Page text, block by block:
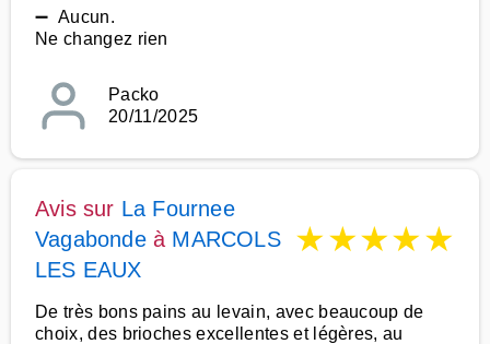
➖ Aucun.
Ne changez rien
Packo
20/11/2025
Avis sur La Fournee
Vagabondeà MARCOLS
LES EAUX
★★★★★
De très bons pains au levain, avec beaucoup de
choix, des brioches excellentes et légères, au